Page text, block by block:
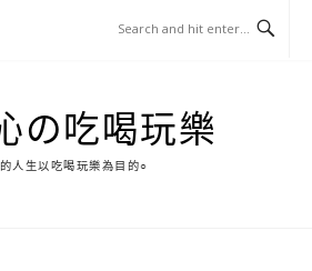
の吃喝玩樂
人生以吃喝玩樂為目的○